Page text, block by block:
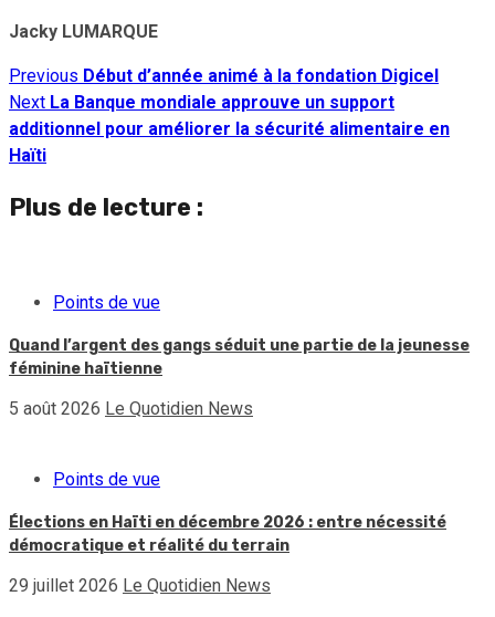
Jacky LUMARQUE
Continue
Reading
Previous Début d’année animé à la fondation Digicel
Next La Banque mondiale approuve un support
additionnel pour améliorer la sécurité alimentaire en
Haïti
Plus de lecture :
Points de vue
Quand l’argent des gangs séduit une partie de la jeunesse
féminine haïtienne
5 août 2026 Le Quotidien News
Points de vue
Élections en Haïti en décembre 2026 : entre nécessité
démocratique et réalité du terrain
29 juillet 2026 Le Quotidien News